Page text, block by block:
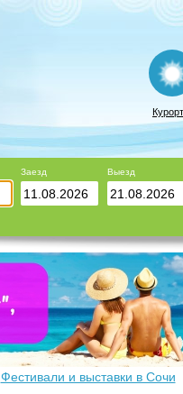
Заезд Выезд
Фестивали и выставки в Сочи